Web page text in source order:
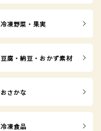
冷凍野菜・果実
豆腐・納豆・おかず素材
おさかな
冷凍食品